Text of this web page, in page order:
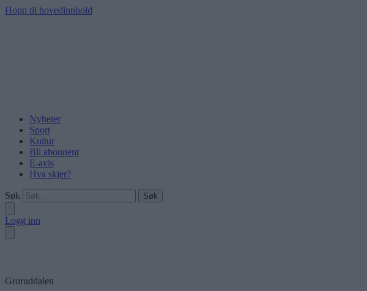
Hopp til hovedinnhold
Nyheter
Sport
Kultur
Bli abonnent
E-avis
Hva skjer?
Søk
Logg inn
Groruddalen